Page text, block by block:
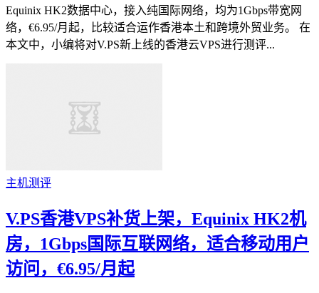
Equinix HK2数据中心，接入纯国际网络，均为1Gbps带宽网
络，€6.95/月起，比较适合运作香港本土和跨境外贸业务。 在
本文中，小编将对V.PS新上线的香港云VPS进行测评...
主机测评
V.PS香港VPS补货上架，Equinix HK2机
房，1Gbps国际互联网络，适合移动用户
访问，€6.95/月起